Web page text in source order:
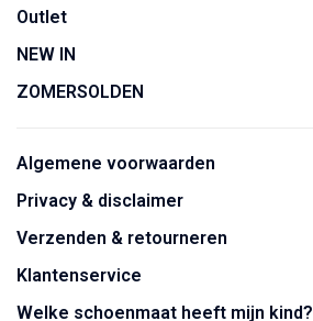
Outlet
NEW IN
ZOMERSOLDEN
Algemene voorwaarden
Privacy & disclaimer
Verzenden & retourneren
Klantenservice
Welke schoenmaat heeft mijn kind?